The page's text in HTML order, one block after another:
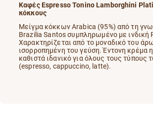
Καφές Espresso Tonino Lamborghini
κόκκους
Μείγμα κόκκων Arabica (95%) από τη
Brazilia Santos συμπληρωμένο με ινδική
Χαρακτηρίζεται από το μοναδικό του
ισορροπημένη του γεύση. Έντονη κρέμα
καθιστά ιδανικό για όλους τους
(espresso, cappuccino, latte).